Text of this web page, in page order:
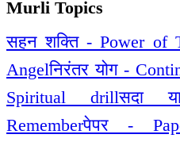
Murli Topics
सहन शक्ति - Power of
Angelनिरंतर योग -
Spiritual drillसदा
Rememberपेपर -